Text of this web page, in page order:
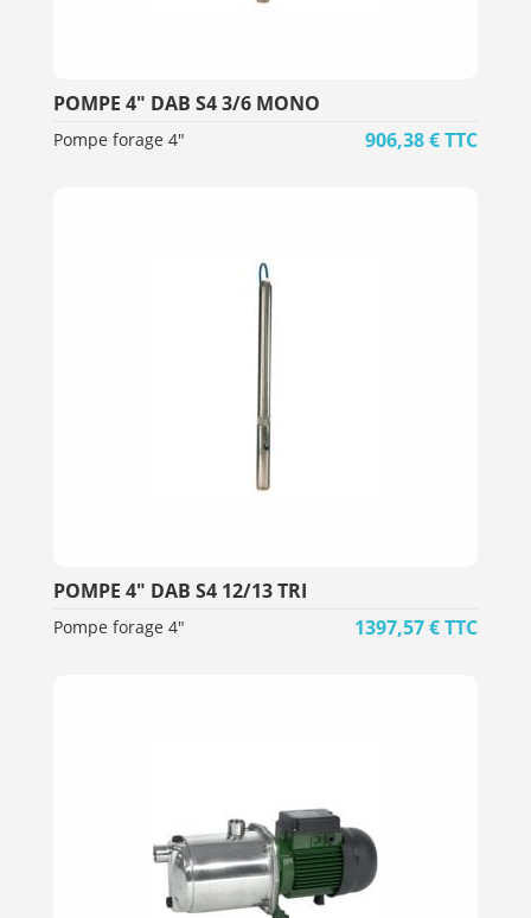
POMPE 4" DAB S4 3/6 MONO
Pompe forage 4" 906,38€TTC
POMPE 4" DAB S4 12/13 TRI
Pompe forage 4" 1397,57€TTC